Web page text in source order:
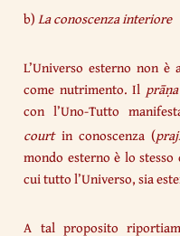
b)La conoscenza interiore
L’Universo esterno non
come nutrimento. Il prāṇa
con l’Uno-Tutto
courtin conoscenza (
mondo esterno è lo
cui tutto l’Universo, sia
A tal proposito